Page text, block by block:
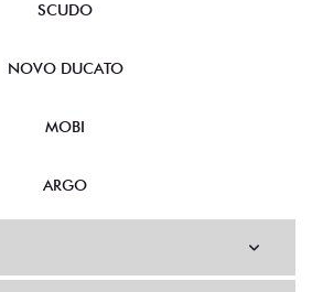
SCUDO
NOVO DUCATO
MOBI
ARGO